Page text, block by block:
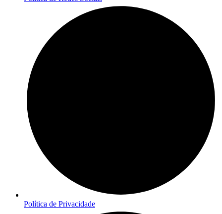
Política de Privacidade